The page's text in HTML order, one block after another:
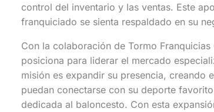
control del inventario y las ventas. Este
franquiciado se sienta respaldado en su
Con la colaboración de Tormo
posiciona para liderar el mercado
misión es expandir su presencia, creando
puedan conectarse con su deporte
dedicada al baloncesto. Con esta